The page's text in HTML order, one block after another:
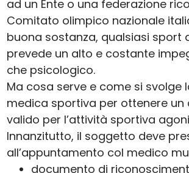
ad un Ente o una federazione
Comitato olimpico nazionale
buona sostanza, qualsiasi sport
prevede un alto e costante
che psicologico.
Ma cosa serve e come si svolge
medica sportiva per ottenere
valido per l’attività sportiva
Innanzitutto, il soggetto deve
all’appuntamento col medico
documento di